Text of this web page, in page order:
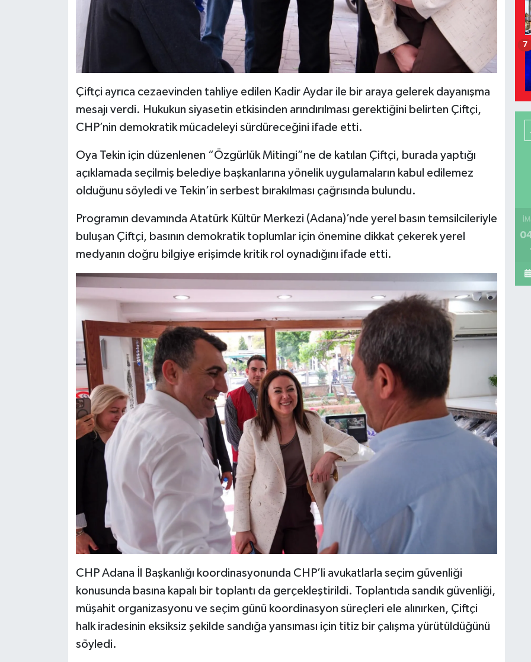
Çiftçi ayrıca cezaevinden tahliye edilen Kadir Aydar ile bir araya gelerek dayanışma
mesajı verdi. Hukukun siyasetin etkisinden arındırılması gerektiğini belirten Çiftçi,
CHP’nin demokratik mücadeleyi sürdüreceğini ifade etti.
Oya Tekin için düzenlenen “Özgürlük Mitingi”ne de katılan Çiftçi, burada yaptığı
açıklamada seçilmiş belediye başkanlarına yönelik uygulamaların kabul edilemez
olduğunu söyledi ve Tekin’in serbest bırakılması çağrısında bulundu.
Programın devamında Atatürk Kültür Merkezi (Adana)’nde yerel basın temsilcileriyle
buluşan Çiftçi, basının demokratik toplumlar için önemine dikkat çekerek yerel
medyanın doğru bilgiye erişimde kritik rol oynadığını ifade etti.
CHP Adana İl Başkanlığı koordinasyonunda CHP’li avukatlarla seçim güvenliği
konusunda basına kapalı bir toplantı da gerçekleştirildi. Toplantıda sandık güvenliği,
müşahit organizasyonu ve seçim günü koordinasyon süreçleri ele alınırken, Çiftçi
halk iradesinin eksiksiz şekilde sandığa yansıması için titiz bir çalışma yürütüldüğünü
söyledi.
7